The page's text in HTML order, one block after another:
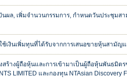
นผล, เพิ่มจำนวนกรรมการ, กำหนดวันประชุม
ช้เงินเพิ่มทุนที่ได้รับจากการเสนอขายหุ้นสามัญ
สร้างผู้ถือหุ้นและการเข้ามาเป็นผู้ถือหุ้นพันธมิตร
LIMITED และกองทุน NTAsian Discovery